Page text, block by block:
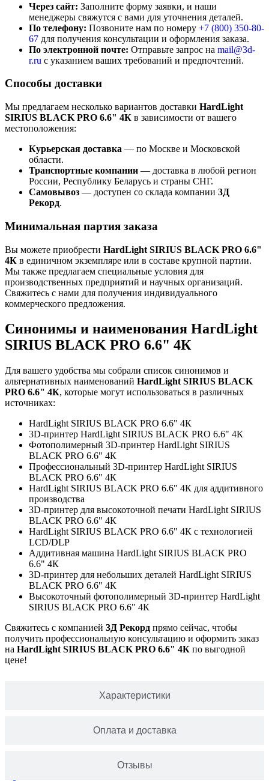
Характеристики
Оплата и доставка
Отзывы
Через сайт: Заполните форму заявки, и наши
менеджеры свяжутся с вами для уточнения деталей.
По телефону: Позвоните нам по номеру +7 (800) 350-80-
67 для получения консультации и оформления заказа.
По электронной почте: Отправьте запрос на mail@3d-
r.ru с указанием ваших требований и предпочтений.
Способы доставки
Мы предлагаем несколько вариантов доставки HardLight
SIRIUS BLACK PRO 6.6" 4К в зависимости от вашего
местоположения:
Курьерская доставка — по Москве и Московской
области.
Транспортные компании — доставка в любой регион
России, Республику Беларусь и страны СНГ.
Самовывоз — доступен со склада компании 3Д
Рекорд.
Минимальная партия заказа
Вы можете приобрести HardLight SIRIUS BLACK PRO 6.6"
4К в единичном экземпляре или в составе крупной партии.
Мы также предлагаем специальные условия для
производственных предприятий и научных организаций.
Свяжитесь с нами для получения индивидуального
коммерческого предложения.
Синонимы и наименования HardLight
SIRIUS BLACK PRO 6.6" 4К
Для вашего удобства мы собрали список синонимов и
альтернативных наименований HardLight SIRIUS BLACK
PRO 6.6" 4К, которые могут использоваться в различных
источниках:
HardLight SIRIUS BLACK PRO 6.6" 4К
3D-принтер HardLight SIRIUS BLACK PRO 6.6" 4К
Фотополимерный 3D-принтер HardLight SIRIUS
BLACK PRO 6.6" 4К
Профессиональный 3D-принтер HardLight SIRIUS
BLACK PRO 6.6" 4К
HardLight SIRIUS BLACK PRO 6.6" 4К для аддитивного
производства
3D-принтер для высокоточной печати HardLight SIRIUS
BLACK PRO 6.6" 4К
HardLight SIRIUS BLACK PRO 6.6" 4К с технологией
LCD/DLP
Аддитивная машина HardLight SIRIUS BLACK PRO
6.6" 4К
3D-принтер для небольших деталей HardLight SIRIUS
BLACK PRO 6.6" 4К
Высокоточный фотополимерный 3D-принтер HardLight
SIRIUS BLACK PRO 6.6" 4К
Свяжитесь с компанией 3Д Рекорд прямо сейчас, чтобы
получить профессиональную консультацию и оформить заказ
на HardLight SIRIUS BLACK PRO 6.6" 4К по выгодной
цене!